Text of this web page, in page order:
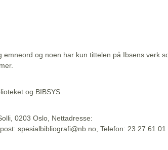
og noen har kun tittelen på Ibsens verk
og BIBSYS
0203 Oslo, Nettadresse:
spesialbibliografi@nb.no, Telefon: 23 27 61 01